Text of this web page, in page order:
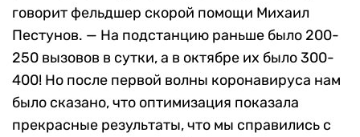
говорит фельдшер скорой помощи Михаил
Пестунов. — На подстанцию раньше было 200-
250 вызовов в сутки, а в октябре их было 300-
400! Но после первой волны коронавируса нам
было сказано, что оптимизация показала
прекрасные результаты, что мы справились с